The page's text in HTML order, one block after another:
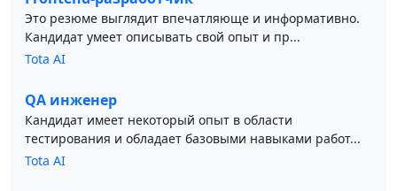
Это резюме выглядит впечатляюще и информативно.
Кандидат умеет описывать свой опыт и пр...
Tota AI
QA инженер
Кандидат имеет некоторый опыт в области
тестирования и обладает базовыми навыками работ...
Tota AI